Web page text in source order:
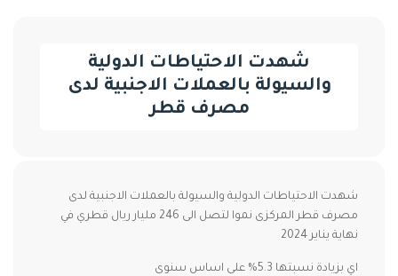
شهدت الاحتياطات الدولية
والسيولة بالعملات الاجنبية لدى
مصرف قطر
شهدت الاحتياطات الدولية والسيولة بالعملات الاجنبية لدى
مصرف قطر المركزى نموا لتصل الى 246 مليار ريال قطري في
نهاية يناير 2024
اي بزيادة نسبتها 5.3% على اساس سنوى